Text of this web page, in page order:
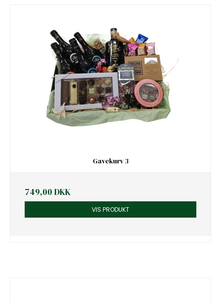
Gavekurv 3
749,00 DKK
VIS PRODUKT